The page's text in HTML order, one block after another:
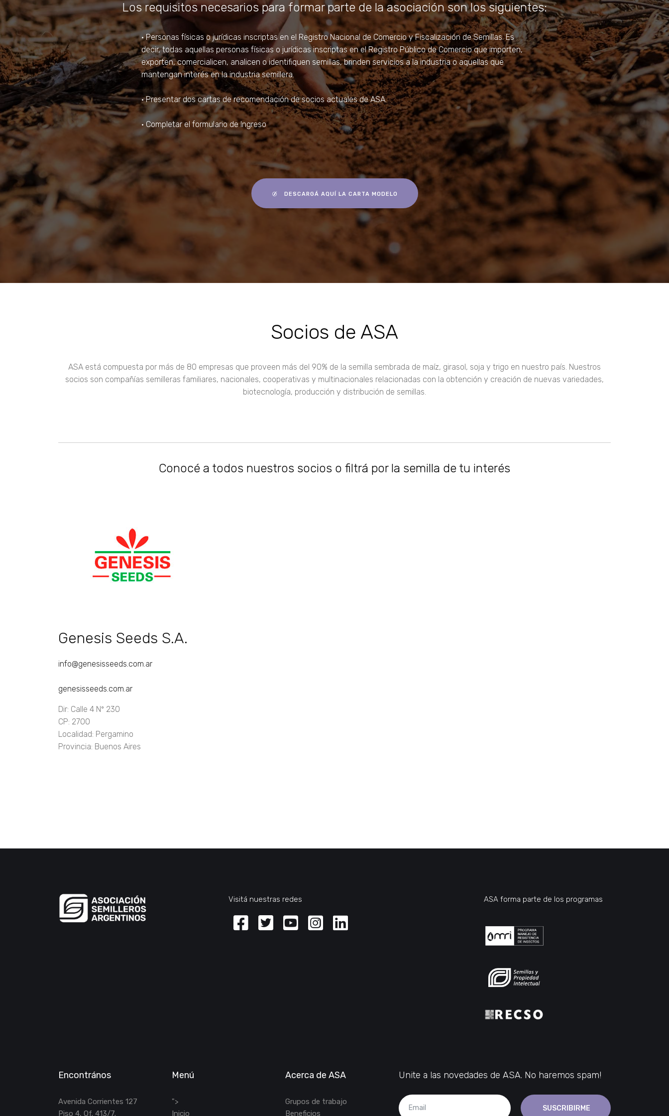
Los requisitos necesarios para formar parte de la asociación son los siguientes:
• Personas físicas o jurídicas inscriptas en el Registro Nacional de Comercio y Fiscalización de Semillas. Es
decir, todas aquellas personas físicas o jurídicas inscriptas en el Registro Público de Comercio que importen,
exporten, comercialicen, analicen o identifiquen semillas, brinden servicios a la industria o aquellas que
mantengan interés en la industria semillera.
• Presentar dos cartas de recomendación de socios actuales de ASA.
• Completar el formulario de Ingreso
DESCARGÁ AQUÍ LA CARTA MODELO
Socios de ASA
ASA está compuesta por más de 80 empresas que proveen más del 90% de la semilla sembrada de maíz, girasol, soja y trigo en nuestro país. Nuestros
socios son compañías semilleras familiares, nacionales, cooperativas y multinacionales relacionadas con la obtención y creación de nuevas variedades,
biotecnología, producción y distribución de semillas.
Conocé a todos nuestros socios o filtrá por la semilla de tu interés
Genesis Seeds S.A.
info@genesisseeds.com.ar
genesisseeds.com.ar
Dir: Calle 4 Nº 230
CP: 2700
Localidad: Pergamino
Provincia: Buenos Aires
Visitá nuestras redes
Facebook
TwitterYoutube
Instagram
Linkedin
ASA forma parte de los programas
Encontrános
Avenida Corrientes 127
Piso 4, Of. 413/7.
Menú
">
Inicio
Acerca de ASA
Grupos de trabajo
Beneficios
Unite a las novedades de ASA. No haremos spam!
SUSCRIBIRME